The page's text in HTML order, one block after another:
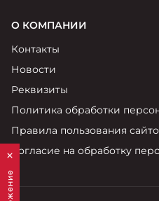
О КОМПАНИИ
Контакты
Новости
Реквизиты
Политика обработки
Правила пользования
Согласие на обработку